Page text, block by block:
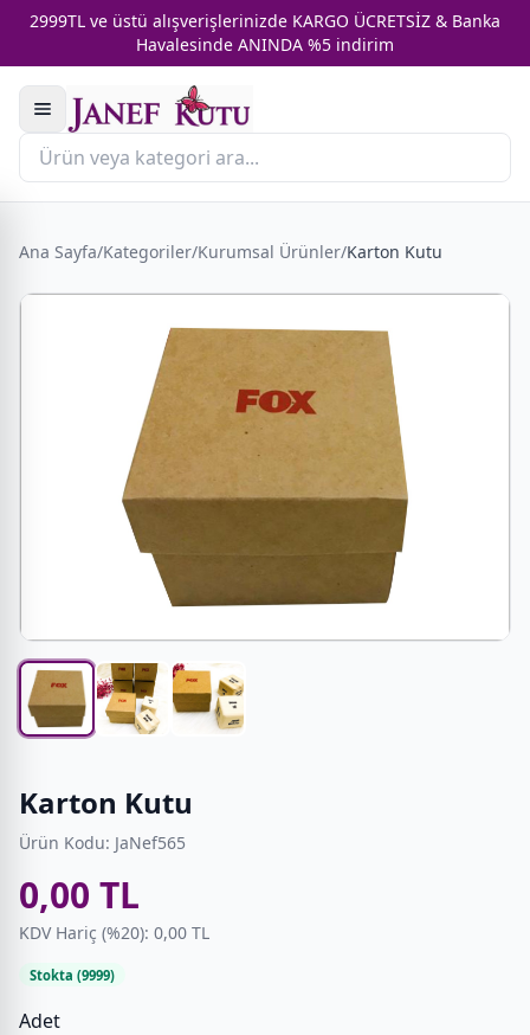
2999TL ve üstü alışverişlerinizde KARGO ÜCRETSİZ & Banka
Havalesinde ANINDA %5 indirim
Ana Sayfa/Kategoriler/Kurumsal Ürünler/Karton Kutu
Karton Kutu
Ürün Kodu: JaNef565
0,00 TL
KDV Hariç (%20): 0,00 TL
Stokta (9999)
Adet